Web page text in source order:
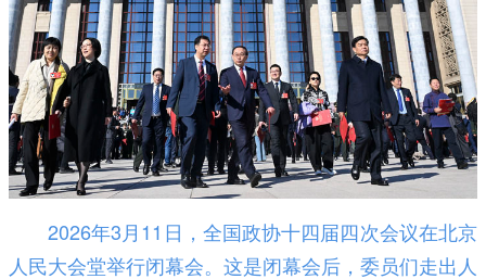
2026年3月11日，全国政协十四届四次会议在北京
人民大会堂举行闭幕会。这是闭幕会后，委员们走出人